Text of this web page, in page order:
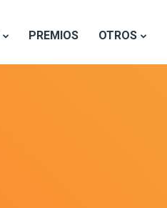
PREMIOS OTROS